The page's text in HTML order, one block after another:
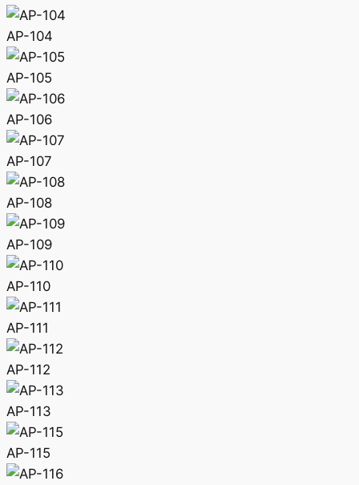
AP-104
AP-105
AP-106
AP-107
AP-108
AP-109
AP-110
AP-111
AP-112
AP-113
AP-115